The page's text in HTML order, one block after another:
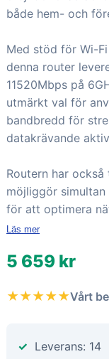
både hem- och
Med stöd för Wi-
denna router
11520Mbps på
utmärkt val för
bandbredd för
datakrävande
Routern har
möjliggör
för att optimera
Läs mer
5 659 kr
★★★★★Vårt
Leverans: 14